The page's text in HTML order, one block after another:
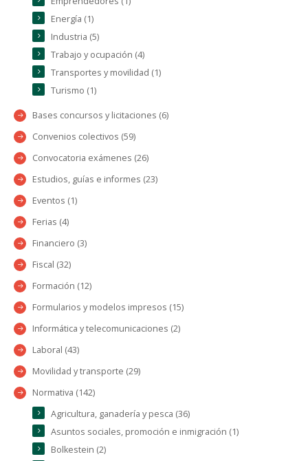
Energía (1)
Industria (5)
Trabajo y ocupación (4)
Transportes y movilidad (1)
Turismo (1)
Bases concursos y licitaciones (6)
Convenios colectivos (59)
Convocatoria exámenes (26)
Estudios, guías e informes (23)
Eventos (1)
Ferias (4)
Financiero (3)
Fiscal (32)
Formación (12)
Formularios y modelos impresos (15)
Informática y telecomunicaciones (2)
Laboral (43)
Movilidad y transporte (29)
Normativa (142)
Agricultura, ganadería y pesca (36)
Asuntos sociales, promoción e inmigración (1)
Bolkestein (2)